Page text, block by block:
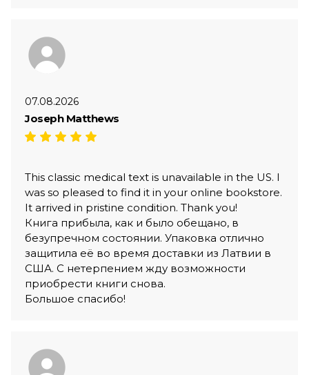
07.08.2026
Joseph Matthews
This classic medical text is unavailable in the US. I
was so pleased to find it in your online bookstore.
It arrived in pristine condition. Thank you!
Книга прибыла, как и было обещано, в
безупречном состоянии. Упаковка отлично
защитила её во время доставки из Латвии в
США. С нетерпением жду возможности
приобрести книги снова.
Большое спасибо!